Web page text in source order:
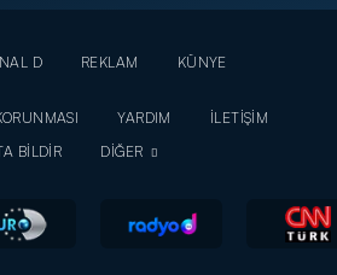
D REKLAM
KÜNYE
YARDIM
İLETİŞİM
BİLDİR
DİĞER